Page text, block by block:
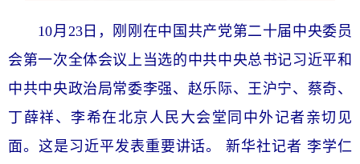
10月23日，刚刚在中国共产党第二十届中央委员
会第一次全体会议上当选的中共中央总书记习近平和
中共中央政治局常委李强、赵乐际、王沪宁、蔡奇、
丁薛祥、李希在北京人民大会堂同中外记者亲切见
面。这是习近平发表重要讲话。 新华社记者 李学仁